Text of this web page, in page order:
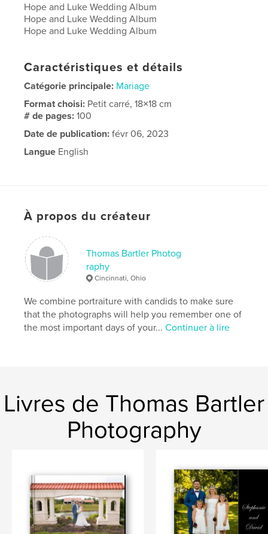
Hope and Luke Wedding Album
Hope and Luke Wedding Album
Hope and Luke Wedding Album
Caractéristiques et détails
Catégorie principale: Mariage
Format choisi: Petit carré, 18×18 cm
# de pages:100
Date de publication: févr 06, 2023
Langue English
À propos du créateur
Thomas Bartler Photog
raphy
Cincinnati, Ohio
We combine portraiture with candids to make sure
that the photographs will help you remember one of
the most important days of your...Continuer à lire
Livres de Thomas Bartler
Photography